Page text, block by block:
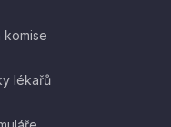
komise
lékařů